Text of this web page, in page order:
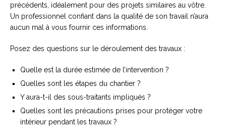
précédents, idéalement pour des projets similaires au vôtre.
Un professionnel confiant dans la qualité de son travail n’aura
aucun mal à vous fournir ces informations.
Posez des questions sur le déroulement des travaux :
Quelle est la durée estimée de l’intervention ?
Quelles sont les étapes du chantier ?
Y aura-t-il des sous-traitants impliqués ?
Quelles sont les précautions prises pour protéger votre
intérieur pendant les travaux ?